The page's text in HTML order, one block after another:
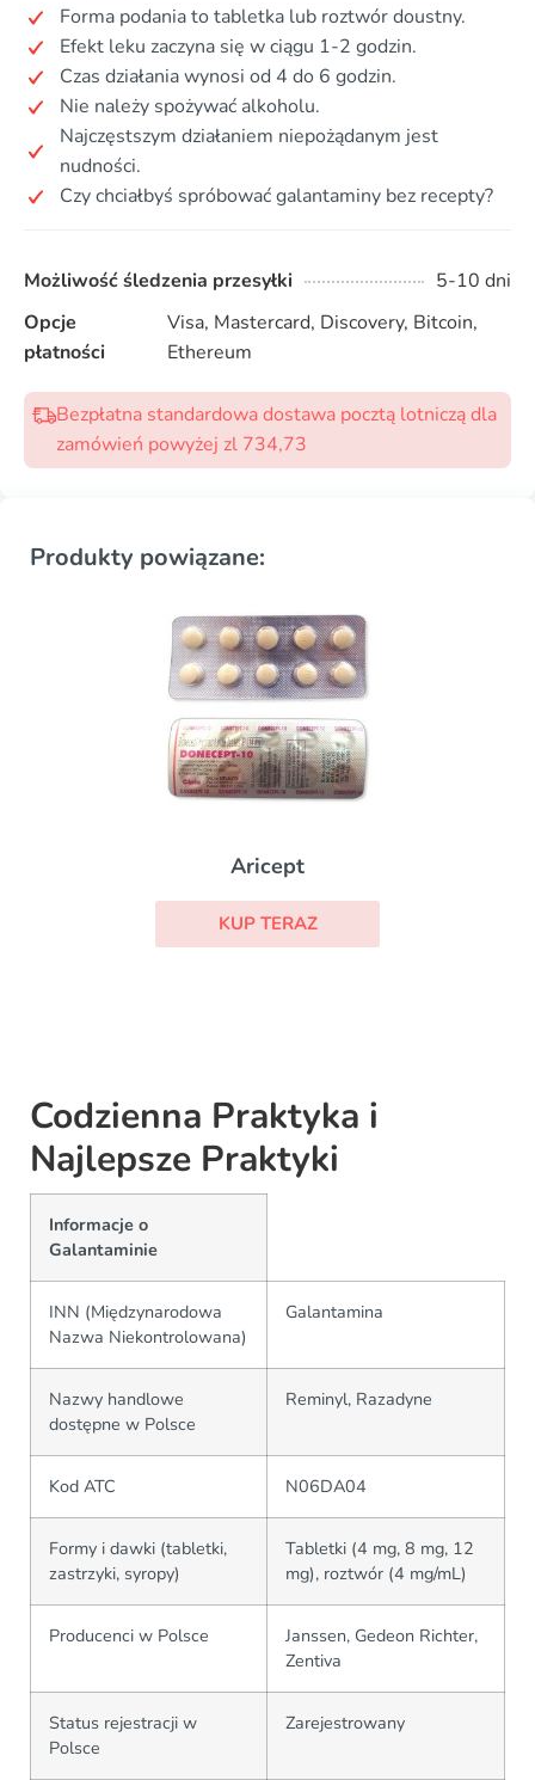
Forma podania to tabletka lub roztwór doustny.
Efekt leku zaczyna się w ciągu 1-2 godzin.
Czas działania wynosi od 4 do 6 godzin.
Nie należy spożywać alkoholu.
Najczęstszym działaniem niepożądanym jest
nudności.
Czy chciałbyś spróbować galantaminy bez recepty?
Możliwość śledzenia przesyłki
5-10 dni
Opcje
płatności
Visa, Mastercard, Discovery, Bitcoin,
Ethereum
Bezpłatna standardowa dostawa pocztą lotniczą dla
zamówień powyżej zl 734,73
Produkty powiązane:
Aricept
KUP TERAZ
Codzienna Praktyka i
Najlepsze Praktyki
Informacje o
Galantaminie
INN (Międzynarodowa
Nazwa Niekontrolowana)
Galantamina
Nazwy handlowe
dostępne w Polsce
Reminyl, Razadyne
Kod ATC N06DA04
Formy i dawki (tabletki,
zastrzyki, syropy)
Tabletki (4 mg, 8 mg, 12
mg), roztwór (4 mg/mL)
Producenci w Polsce
Janssen, Gedeon Richter,
Zentiva
Status rejestracji w
Polsce
Zarejestrowany